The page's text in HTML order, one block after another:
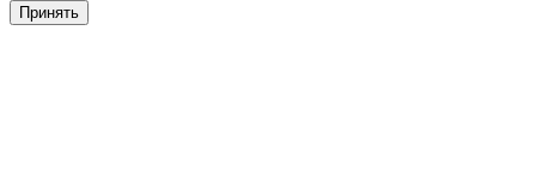
Принять